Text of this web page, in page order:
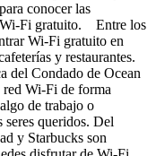
conocer las
Wi-Fi gratuito. Entre los
Wi-Fi gratuito en
y restaurantes.
del Condado de Ocean
red Wi-Fi de forma
de trabajo o
seres queridos. Del
y Starbucks son